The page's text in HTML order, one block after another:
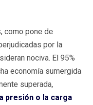
como pone de
por la
nociva. El 95%
economía sumergida
superada,
presión o la carga